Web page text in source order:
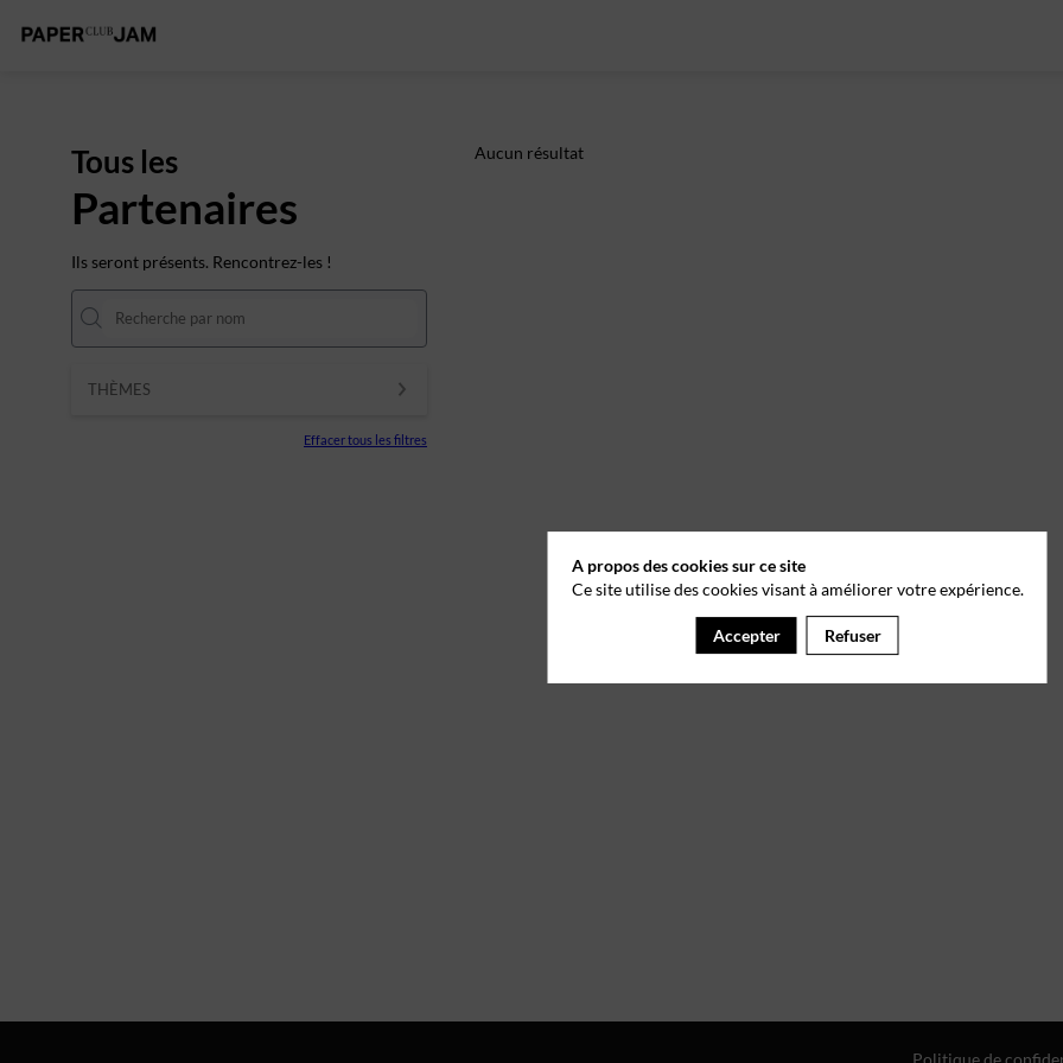
Tous les
Partenaires
Ils seront présents. Rencontrez-les !
THÈMES
Effacer tous les filtres
Aucun résultat
A propos des cookies sur ce site
Ce site utilise des cookies visant à améliorer votre expérience.
Accepter Refuser